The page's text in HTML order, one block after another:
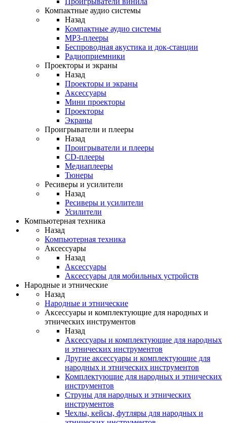
Компактные аудио системы
Назад
Компактные аудио системы
MP3-плееры
Беспроводная акустика и док-станции
Радиоприемники
Проекторы и экраны
Назад
Проекторы и экраны
Аксессуары
Мини проекторы
Проекторы
Экраны
Проигрыватели и плееры
Назад
Проигрыватели и плееры
CD-плееры
Медиаплееры
Тюнеры
Ресиверы и усилители
Назад
Ресиверы и усилители
Усилители
Компьютерная техника
Назад
Компьютерная техника
Аксессуары
Назад
Аксессуары
Аксессуары для мобильных устройств
Народные и этнические
Назад
Народные и этнические
Аксессуары и комплектующие для народных и
этнических инструментов
Назад
Аксессуары и комплектующие для народных
и этнических инструментов
Другие аксессуары и комплектующие для
народных и этнических инструментов
Комплектующие для народных и этнических
инструментов
Струны для народных и этнических
инструментов
Чехлы, кейсы, футляры для народных и